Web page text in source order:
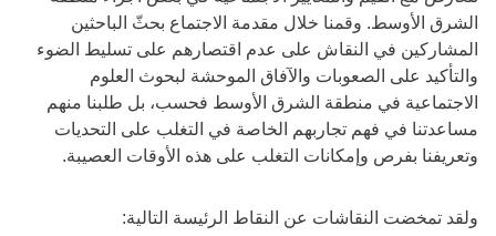
الشرق الأوسط. وقمنا خلال مقدمة الاجتماع بحثّ الباحثين
المشاركين في النقاش على عدم اقتصارهم على تسليط الضوء
والتأكيد على الصعوبات والآفاق الموحشة لبحوث العلوم
الاجتماعية في منطقة الشرق الأوسط فحسب، بل طلبنا منهم
مساعدتنا في فهم تجاربهم الخاصة في التغلب على التحديات
وتعريفنا بفرص وإمكانات التغلب على هذه الأوقات العصيبة.
ولقد تمخضت النقاشات عن النقاط الرئيسة التالية: